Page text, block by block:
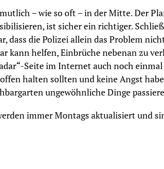
– wie so oft – in der Mitte. Der
ist sicher ein richtiger.
dass die Polizei allein das Problem
kann helfen, Einbrüche nebenan zu
Seite im Internet auch noch einmal
halten sollten und keine Angst
ungewöhnliche Dinge
immer Montags aktualisiert und